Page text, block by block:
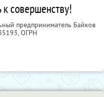
совершенству!
предприниматель Байков
, ОГРН